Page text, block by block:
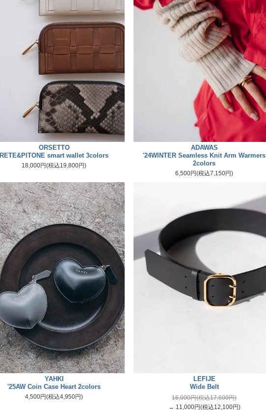
ORSETTO
RETE&PITONE smart wallet 3colors
18,000円(税込19,800円)
ADAWAS
'24WINTER Seamless Knit Arm Warmers
2colors
6,500円(税込7,150円)
YAHKI
'25AW Coin Case Heart 2colors
4,500円(税込4,950円)
LEFIJE
Wide Belt
16,000円(税込17,600円)
→ 11,000円(税込12,100円)